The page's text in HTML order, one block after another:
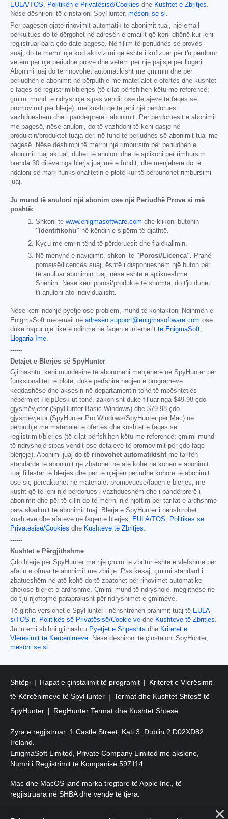
EULA/TOS, Politikën e Privatësisë/Cookies dhe Kushtet e Zbritjes.
Nëse dëshironi të çinstaloni SpyHunter, mësoni se si.
Për pagesën gjatë rinovimit automatik të abonimit tuaj, një email
përkujtues do të dërgohet në adresën e emailit që keni dhënë kur jeni
regjistruar para çdo date pagese. Në fillim të periudhës së provës
suaj, do të merrni një kod aktivizimi që është i kufizuar për t'u përdorur
vetëm për një periudhë prove dhe vetëm për një pajisje për llogari.
Abonimi juaj do të rinovohet automatikisht me çmimin dhe për
periudhën e abonimit në përputhje me materialet e ofertës dhe kushtet
e faqes së regjistrimit/blerjes (të cilat përfshihen këtu me referencë;
çmimi mund të ndryshojë sipas vendit ose detajeve të faqes së
promovimit për blerje), me kusht që të jeni një përdorues i
vazhdueshëm dhe i pandërprerë i abonimit. Për përdoruesit e abonimit
me pagesë, nëse anuloni, do të vazhdoni të keni qasje në
produktin/produktet tuaja deri në fund të periudhës së abonimit tuaj me
pagesë. Nëse dëshironi të merrni një rimbursim për periudhën e
abonimit tuaj aktual, duhet të anuloni dhe të aplikoni për rimbursim
brenda 30 ditëve nga blerja juaj më e fundit, dhe menjëherë do të
ndaloni së marri funksionalitetin e plotë kur të përpunohet rimbursimi
juaj.
Ju mund të anuloni një abonim ose një Periudhë Prove si më
poshtë:
Shkoni te www.enigmasoftware.com dhe klikoni butonin
"Identifikohu" në këndin e sipërm të djathtë.
Kyçu me emrin tënd të përdoruesit dhe fjalëkalimin.
Në menynë e navigimit, shkoni te "Porosi/Licenca". Pranë
porosisë/licencës suaj, është i disponueshëm një buton për
të anuluar abonimin tuaj, nëse është e aplikueshme.
Shënim: Nëse keni porosi/produkte të shumta, do t'ju duhet
t'i anuloni ato individualisht.
Nëse keni ndonjë pyetje ose problem, mund të kontaktoni Ndihmën e
EnigmaSoft me email në adresën support@enigmasoftware.com ose
duke hapur një tiketë ndihme në faqen e internetit të EnigmaSoft,
Llogaria Ime.
------
Detajet e Blerjes së SpyHunter
Gjithashtu, keni mundësinë të abonoheni menjëherë në SpyHunter për
funksionalitet të plotë, duke përfshirë heqjen e programeve
keqdashëse dhe aksesin në departamentin tonë të mbështetjes
nëpërmjet HelpDesk-ut tonë, zakonisht duke filluar nga $49.98 çdo
gjysmëvjetor (SpyHunter Basic Windows) dhe $79.98 çdo
gjysmëvjetor (SpyHunter Pro Windows/SpyHunter për Mac) në
përputhje me materialet e ofertës dhe kushtet e faqes së
regjistrimit/blerjes (të cilat përfshihen këtu me referencë; çmimi mund
të ndryshojë sipas vendit ose detajeve të promovimit për çdo faqe
blerjeje). Abonimi juaj do të rinovohet automatikisht me tarifën
standarde të abonimit që zbatohet në atë kohë në kohën e abonimit
tuaj fillestar të blerjes dhe për të njëjtën periudhë kohore të abonimit
ose siç përcaktohet në materialet promovuese/faqen e blerjes, me
kusht që të jeni një përdorues i vazhdueshëm dhe i pandërprerë i
abonimit dhe për të cilin do të merrni një njoftim për tarifat e ardhshme
para skadimit të abonimit tuaj. Blerja e SpyHunter i nënshtrohet
kushteve dhe afateve në faqen e blerjes, EULA/TOS, Politikës së
Privatësisë/Cookies dhe Kushteve të Zbritjes.
------
Kushtet e Përgjithshme
Çdo blerje për SpyHunter me një çmim të zbritur është e vlefshme për
afatin e ofruar të abonimit me zbritje. Pas kësaj, çmimi standard i
zbatueshëm në atë kohë do të zbatohet për rinovimet automatike
dhe/ose blerjet e ardhshme. Çmimi mund të ndryshojë, megjithëse ne
do t'ju njoftojmë paraprakisht për ndryshimet e çmimeve.
Të gjitha versionet e SpyHunter i nënshtrohen pranimit tuaj të EULA-
s/TOS-it, Politikës së Privatësisë/Cookie-ve dhe Kushteve të Zbritjes.
Ju lutemi shihni gjithashtu Pyetjet e Shpeshtadhe Kriteret e
Vlerësimit të Kërcënimeve. Nëse dëshironi të çinstaloni SpyHunter,
mësoni se si.
Shtëpi Hapat e çinstalimit të programit
Kriteret e Vlerësimit
të Kërcënimeve të SpyHunter
Termat dhe Kushtet Shtesë të
SpyHunter
RegHunter Termat dhe Kushtet Shtesë
Zyra e regjistruar: 1 Castle Street, Kati 3, Dublin 2 D02XD82
Ireland.
EnigmaSoft Limited, Private Company Limited me aksione,
Numri i Regjistrimit të Kompanisë 597114.
Mac dhe MacOS janë marka tregtare të Apple Inc., të
regjistruara në SHBA dhe vende të tjera.
. EnigmaSoft Ltd. Të gjitha të drejtat